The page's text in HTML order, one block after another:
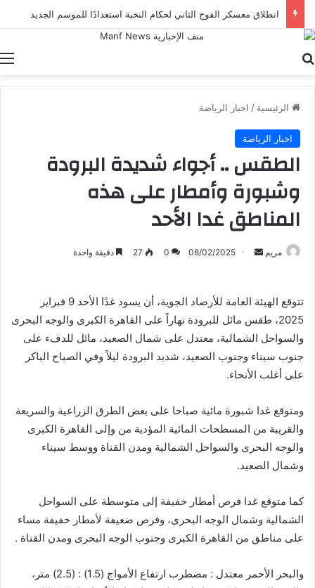
انطلاق معسكر الفوج الثاني لحكام النخبة استعدادًا للموسم الجديد
الرئيسية / اخبار الرياضة
اخبار الرياضة
الطقس .. أجواء شديدة البرودة
وشبورة وأمطار على هذه
المناطق غدا الأحد
مريم
أرسل 08/02/2025
0
27 دقيقة واحدة
تتوقع الهيئة العامة للأرصاد الجوية، أن يسود غدًا الأحد 9 فبراير
2025، طقس مائل للبرودة نهاراً على القاهرة الكبرى والوجه البحرى
والسواحل الشمالية، معتدل على شمال الصعيد، مائل للدفء على
جنوب سيناء وجنوب الصعيد، شديد البرودة ليلاً وفي الصباح الباكر
على أغلب الأنحاء.
ومتوقع غدا شبورة مائية صباحا على بعض الطرق الزراعية والسريعة
والقريبة من المسطحات المائية المؤدية من وإلى القاهرة الكبرى
والوجه البحرى والسواحل الشمالية ومدن القناة ووسط سيناء
وشمال الصعيد.
كما متوقع غدا فرص أمطار خفيفة إلى متوسطة على السواحل
الشمالية وشمال الوجه البحرى، وفرص ضعيفة لأمطار خفيفة مساء
على مناطق من القاهرة الكبرى وجنوب الوجه البحرى ومدن القناة .
والبحر الأحمر معتدل : مضطرب ارتفاع الأمواج (1.5) : (2.5) متر،